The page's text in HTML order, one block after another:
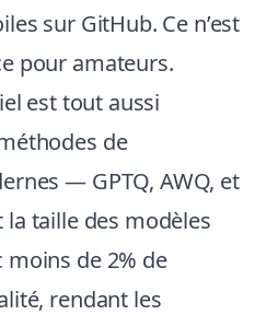
sur GitHub. Ce n’est
pour amateurs.
est tout aussi
de
— GPTQ, AWQ, et
taille des modèles
moins de 2% de
rendant les